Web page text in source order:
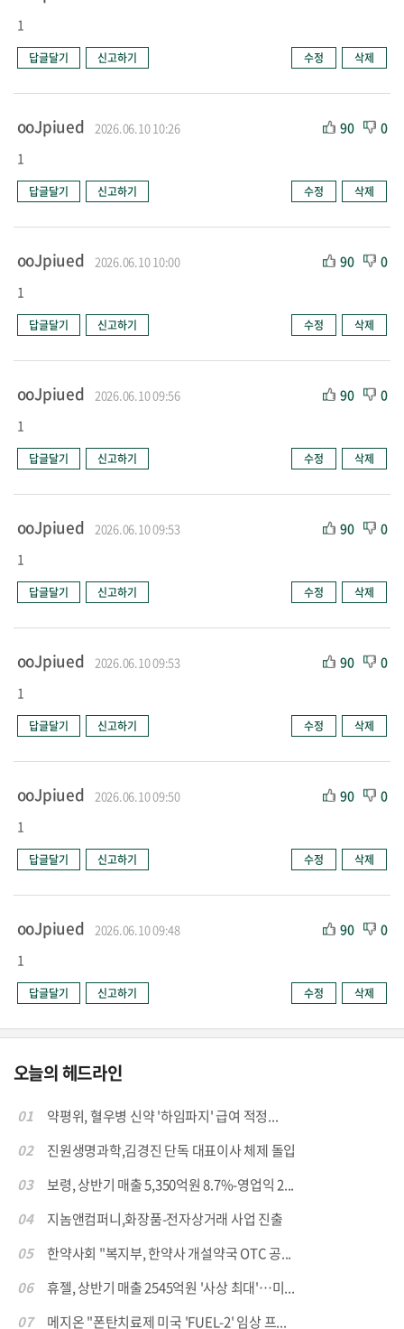
1
답글달기 신고하기 수정 삭제
ooJpiued 2026.06.10 10:26 90
0
1
답글달기 신고하기 수정 삭제
ooJpiued 2026.06.10 10:00 90
0
1
답글달기 신고하기 수정 삭제
ooJpiued 2026.06.10 09:56 90
0
1
답글달기 신고하기 수정 삭제
ooJpiued 2026.06.10 09:53 90
0
1
답글달기 신고하기 수정 삭제
ooJpiued 2026.06.10 09:53 90
0
1
답글달기 신고하기 수정 삭제
ooJpiued 2026.06.10 09:50 90
0
1
답글달기 신고하기 수정 삭제
ooJpiued 2026.06.10 09:48 90
0
1
답글달기 신고하기 수정 삭제
오늘의 헤드라인
01
약평위, 혈우병 신약 '하임파지' 급여 적정...
02
진원생명과학,김경진 단독 대표이사 체제 돌입
03
보령, 상반기 매출 5,350억원 8.7%-영업익 2...
04
지놈앤컴퍼니,화장품-전자상거래 사업 진출
05
한약사회 "복지부, 한약사 개설약국 OTC 공...
06
휴젤, 상반기 매출 2545억원 '사상 최대'…미...
07
메지온 "폰탄치료제 미국 'FUEL-2' 임상 프...